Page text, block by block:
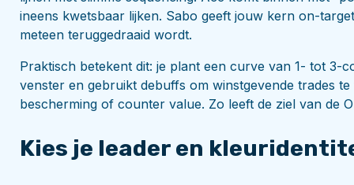
ineens kwetsbaar lijken. Sabo geeft jouw kern on-
meteen teruggedraaid wordt.
Praktisch betekent dit: je plant een curve van 1- tot
venster en gebruikt debuffs om winstgevende trades
bescherming of counter value. Zo leeft de ziel van de
Kies je leader en